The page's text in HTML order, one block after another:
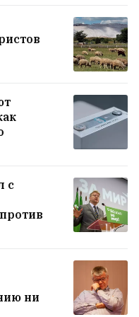
с
ни
детьми
Флориде
17